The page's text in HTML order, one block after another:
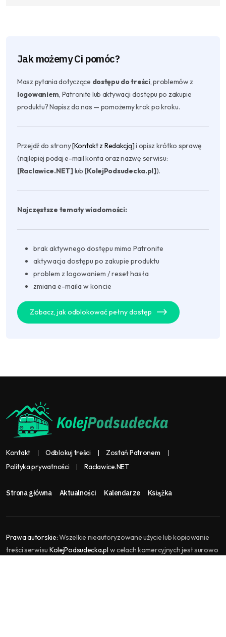
Jak możemy Ci pomóc?
Masz pytania dotyczące dostępu do treści, problemów z
logowaniem, Patronite lub aktywacji dostępu po zakupie
produktu? Napisz do nas — pomożemy krok po kroku.
Przejdź do strony[Kontakt z Redakcją]i opisz krótko sprawę
(najlepiej podaj e-mail konta oraz nazwę serwisu:
[Raclawice.NET]lub [KolejPodsudecka.pl]).
Najczęstsze tematy wiadomości:
brak aktywnego dostępu mimo Patronite
aktywacja dostępu po zakupie produktu
problem z logowaniem / reset hasła
zmiana e-maila w koncie
Zobacz, jak odblokować pełny dostęp
Kontakt Odblokuj treści
Zostań Patronem
Polityka prywatności
Raclawice.NET
Strona główna Aktualności Kalendarze Książka
Prawa autorskie:Wszelkie nieautoryzowane użycie lub kopiowanie
treści serwisu KolejPodsudecka.pl w celach komercyjnych jest surowo